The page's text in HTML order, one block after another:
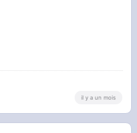
il y a un mois